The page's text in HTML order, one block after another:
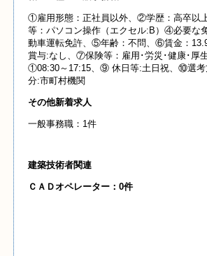
①雇用形態：正社員以外、②学歴：高卒以
等：パソコン操作（エクセル:B）④必要な
動車運転免許、⑤年齢：不問、⑥賃金：
賞与:なし、⑦保険等：雇用･労災･健康･厚
①08:30～17:15、⑨ 休日等:土日祝、⑩選考
分:市町村機関
その他新着求人
一般事務職：1件
建築技術者関連
ＣＡＤオペレーター：0件